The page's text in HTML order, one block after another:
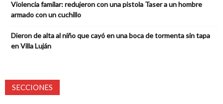
Violencia familar: redujeron con una pistola Taser a un hombre
armado con un cuchillo
Dieron de alta al niño que cayó en una boca de tormenta sin tapa
en Villa Luján
SECCIONES